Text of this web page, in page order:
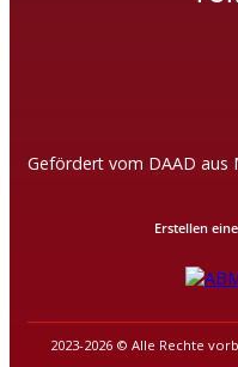
Gefördert vom DAAD aus
2023-2026 © Alle Rechte
Erstellen